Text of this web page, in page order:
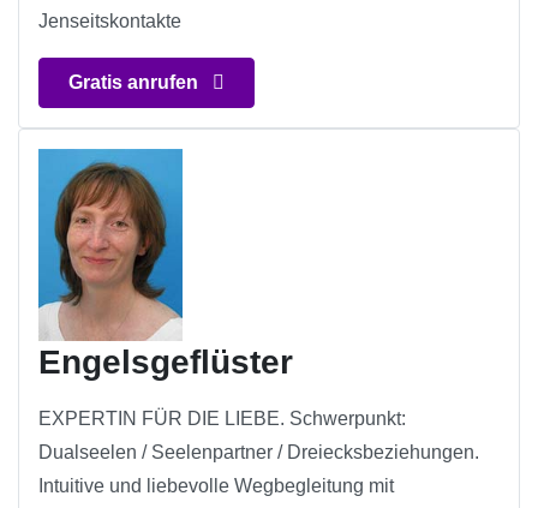
Jenseitskontakte
Gratis anrufen
Engelsgeflüster
EXPERTIN FÜR DIE LIEBE. Schwerpunkt:
Dualseelen / Seelenpartner / Dreiecksbeziehungen.
Intuitive und liebevolle Wegbegleitung mit